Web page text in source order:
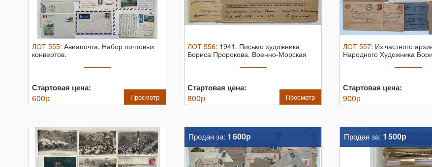
ЛОТ 555: Авиапочта. Набор почтовых
конвертов.
Стартовая цена:
600р Просмотр
ЛОТ 556: 1941. Письмо художника
Бориса Пророкова. Военно-Морская
Стартовая цена:
800р Просмотр
ЛОТ 557: Из частного
Народного Художника
Стартовая цена:
900р
Продан за: 1 600р Продан за: 1 500р